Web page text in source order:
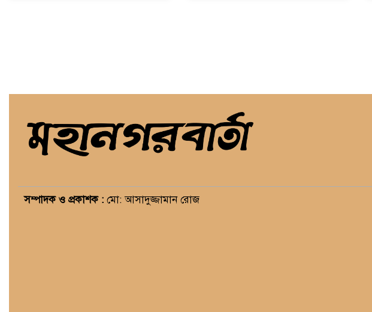
সম্পাদক ও প্রকাশক : মো: আসাদুজ্জামান রোজ